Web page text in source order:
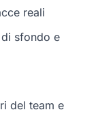
reali
sfondo e
del team e